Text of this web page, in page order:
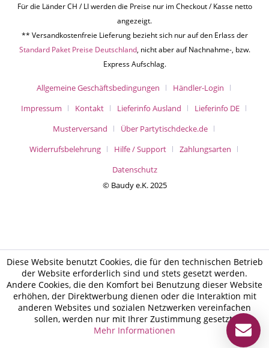
Für die Länder CH / LI werden die Preise nur im Checkout / Kasse netto
angezeigt.
** Versandkostenfreie Lieferung bezieht sich nur auf den Erlass der
Standard Paket Preise Deutschland, nicht aber auf Nachnahme-, bzw.
Express Aufschlag.
Allgemeine Geschäftsbedingungen
Händler-Login
Impressum
Kontakt Lieferinfo Ausland
Lieferinfo DE
Musterversand
Über Partytischdecke.de
Widerrufsbelehrung
Hilfe / Support
Zahlungsarten
Datenschutz
© Baudy e.K. 2025
Diese Website benutzt Cookies, die für den technischen Betrieb
der Website erforderlich sind und stets gesetzt werden.
Andere Cookies, die den Komfort bei Benutzung dieser Website
erhöhen, der Direktwerbung dienen oder die Interaktion mit
anderen Websites und sozialen Netzwerken vereinfachen
sollen, werden nur mit Ihrer Zustimmung gesetzt.
Mehr Informationen